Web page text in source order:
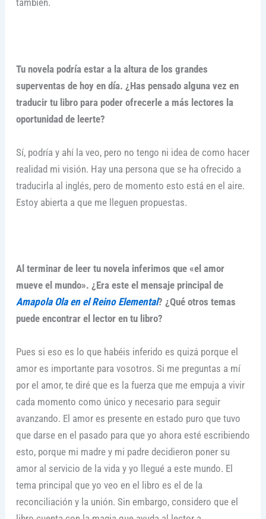
también.
Tu novela podría estar a la altura de los grandes
superventas de hoy en día. ¿Has pensado alguna vez en
traducir tu libro para poder ofrecerle a más lectores la
oportunidad de leerte?
Sí, podría y ahí la veo, pero no tengo ni idea de como hacer
realidad mi visión. Hay una persona que se ha ofrecido a
traducirla al inglés, pero de momento esto está en el aire.
Estoy abierta a que me lleguen propuestas.
Al terminar de leer tu novela inferimos que «el amor
mueve el mundo». ¿Era este el mensaje principal de
Amapola Ola en el Reino Elemental? ¿Qué otros temas
puede encontrar el lector en tu libro?
Pues si eso es lo que habéis inferido es quizá porque el
amor es importante para vosotros. Si me preguntas a mí
por el amor, te diré que es la fuerza que me empuja a vivir
cada momento como único y necesario para seguir
avanzando. El amor es presente en estado puro que tuvo
que darse en el pasado para que yo ahora esté escribiendo
esto, porque mi madre y mi padre decidieron poner su
amor al servicio de la vida y yo llegué a este mundo. El
tema principal que yo veo en el libro es el de la
reconciliación y la unión. Sin embargo, considero que el